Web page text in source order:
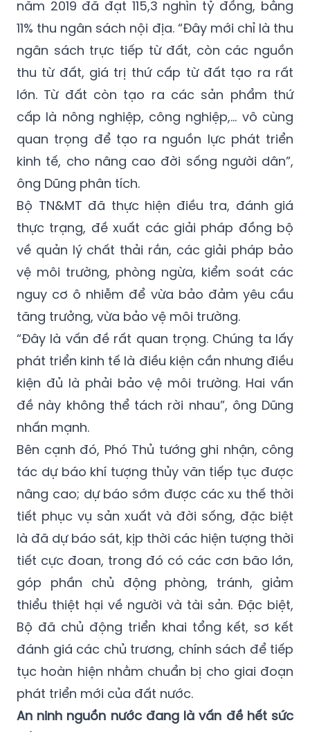
đóng góp trực tiếp cho tăng trưởng kinh tế.
Thu ngân sách từ đất trong 11 tháng đầu
năm 2019 đã đạt 115,3 nghìn tỷ đồng, bằng
11% thu ngân sách nội địa. “Đây mới chỉ là thu
ngân sách trực tiếp từ đất, còn các nguồn
thu từ đất, giá trị thứ cấp từ đất tạo ra rất
lớn. Từ đất còn tạo ra các sản phẩm thứ
cấp là nông nghiệp, công nghiệp,... vô cùng
quan trọng để tạo ra nguồn lực phát triển
kinh tế, cho nâng cao đời sống người dân”,
ông Dũng phân tích.
Bộ TN&MT đã thực hiện điều tra, đánh giá
thực trạng, đề xuất các giải pháp đồng bộ
về quản lý chất thải rắn, các giải pháp bảo
vệ môi trường, phòng ngừa, kiểm soát các
nguy cơ ô nhiễm để vừa bảo đảm yêu cầu
tăng trưởng, vừa bảo vệ môi trường.
“Đây là vấn đề rất quan trọng. Chúng ta lấy
phát triển kinh tế là điều kiện cần nhưng điều
kiện đủ là phải bảo vệ môi trường. Hai vấn
đề này không thể tách rời nhau”, ông Dũng
nhấn mạnh.
Bên cạnh đó, Phó Thủ tướng ghi nhận, công
tác dự báo khí tượng thủy văn tiếp tục được
nâng cao; dự báo sớm được các xu thế thời
tiết phục vụ sản xuất và đời sống, đặc biệt
là đã dự báo sát, kịp thời các hiện tượng thời
tiết cực đoan, trong đó có các cơn bão lớn,
góp phần chủ động phòng, tránh, giảm
thiểu thiệt hại về người và tài sản. Đặc biệt,
Bộ đã chủ động triển khai tổng kết, sơ kết
đánh giá các chủ trương, chính sách để tiếp
tục hoàn hiện nhằm chuẩn bị cho giai đoạn